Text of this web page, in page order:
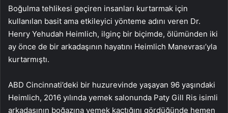
Boğulma tehlikesi geçiren insanları kurtarmak için
kullanılan basit ama etkileyici yönteme adını veren Dr.
Henry Yehudah Heimlich, ilginç bir biçimde, ölümünden iki
ay önce de bir arkadaşının hayatını Heimlich Manevrası’yla
kurtarmıştı.
ABD Cincinnati’deki bir huzurevinde yaşayan 96 yaşındaki
Heimlich, 2016 yılında yemek salonunda Paty Gill Ris isimli
arkadaşının boğazına yemek kaçtığını gördüğünde hemen